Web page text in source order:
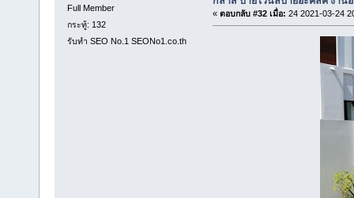
Full Member
กระทู้: 132
รับทำ SEO No.1 SEONo1.co.th
« ตอบกลับ #32 เมื่อ: 24 2021-03-24